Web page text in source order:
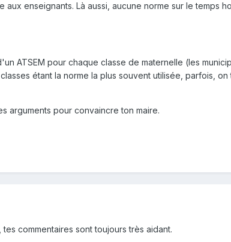
enseignants. Là aussi, aucune norme sur le
ATSEM pour chaque classe de maternelle (les
étant la norme la plus souvent utilisée, parfois,
arguments pour convaincre ton maire.
commentaires sont toujours très aidant.